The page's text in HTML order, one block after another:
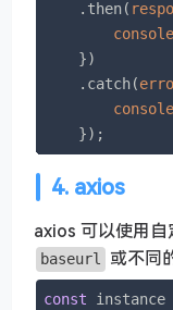
    .then(
console
    })
    .catch(
console
    });
4. axios
axios 可以使用
baseurl 或不同
const